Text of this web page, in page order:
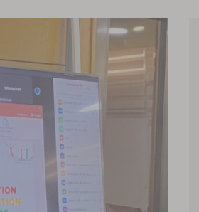
Commerce de l’AES ravivent leurs
un réseau de transvaseurs